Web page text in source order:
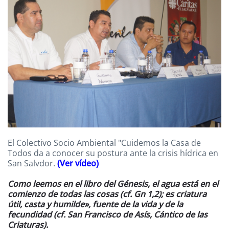
El Colectivo Socio Ambiental "Cuidemos la Casa de
Todos da a conocer su postura ante la crisis hídrica en
San Salvdor. (Ver vídeo)
Como leemos en el libro del Génesis, el agua está en el
comienzo de todas las cosas (cf. Gn 1,2); es criatura
útil, casta y humilde», fuente de la vida y de la
fecundidad (cf. San Francisco de Asís, Cántico de las
Criaturas).